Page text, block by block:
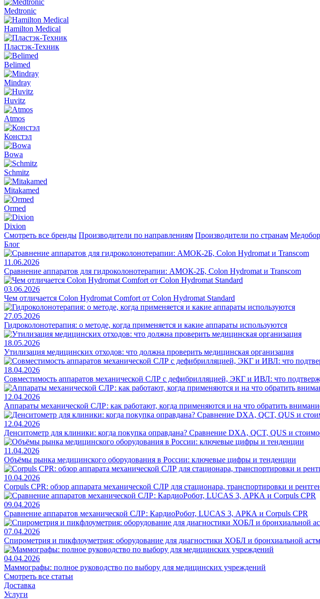
Medtronic
Hamilton Medical
Пластэк-Техник
Belimed
Mindray
Huvitz
Atmos
Констэл
Bowa
Schmitz
Mitakamed
Ormed
Dixion
Смотреть все бренды Производители по направлениям Производители по странам
Блог
11.06.2026
Сравнение аппаратов для гидроколонотерапии: АМОК-2Б, Colon Hydromat и Transcom
03.06.2026
Чем отличается Colon Hydromat Comfort от Colon Hydromat Standard
27.05.2026
Гидроколонотерапия: о методе, когда применяется и какие аппараты используются
18.05.2026
Утилизация медицинских отходов: что должна проверить медицинская организация
18.04.2026
Совместимость аппаратов механической СЛР с дефибрилляцией, ЭКГ и ИВЛ: что
12.04.2026
Аппараты механической СЛР: как работают, когда применяются и на что обратить
12.04.2026
Денситометр для клиники: когда покупка оправдана? Сравнение DXA, QCT, QUS и
11.04.2026
Объёмы рынка медицинского оборудования в России: ключевые цифры и тенденции
10.04.2026
Corpuls CPR: обзор аппарата механической СЛР для стационара, транспортировки и
09.04.2026
Сравнение аппаратов механической СЛР: КардиоРобот, LUCAS 3, АРКА и Corpuls CPR
07.04.2026
Спирометрия и пикфлоуметрия: оборудование для диагностики ХОБЛ и бронхиальной
04.04.2026
Маммографы: полное руководство по выбору для медицинских учреждений
Смотреть все статьи
Доставка
Услуги